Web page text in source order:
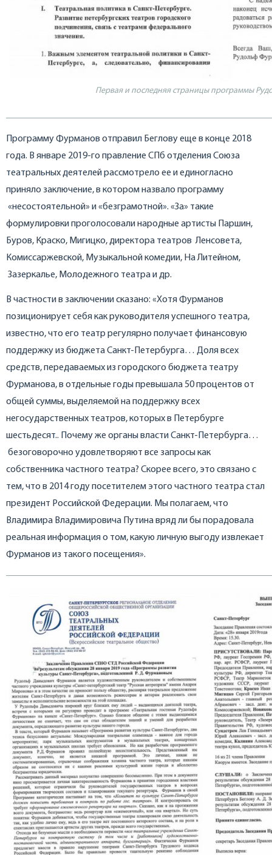
Первая и последняя страницы программы
Программу Фурманов отправил Беглову еще в конце 2018
года. В январе 2019-го правление СПб отделения Союза
театральных деятелей рассмотрело ее и единогласно
приняло заключение, в котором назвало программу
«несостоятельной» и «безграмотной». «За» такие
формулировки проголосовали народные артисты Паршин,
Буров, Краско, Мигицко, директора театров Ленсовета,
Комиссаржевской, Музыкальной комедии, На Литейном,
Зазеркалье, Молодежного театра и др.
В частности в заключении сказано: «Хотя Фурманов
позиционирует себя как руководителя успешного театра,
известно, что его театр регулярно получает финансовую
поддержку из бюджета Санкт-Петербурга… Доля всех
средств, передаваемых из городского бюджета театру
Фурманова, в отдельные годы превышала 50 процентов от
общей суммы, выделяемой на поддержку всех
негосударственных театров, которых в Петербурге
шестьдесят.. Почему же органы власти Санкт-Петербурга…
безоговорочно удовлетворяют все запросы как
собственника частного театра? Скорее всего, это связано с
тем, что в 2014 году посетителем этого частного театра стал
президент Российской Федерации. Мы полагаем, что
Владимира Владимировича Путина вряд ли бы порадовала
реальная информация о том, какую личную выгоду извлекает
Фурманов из такого посещения».